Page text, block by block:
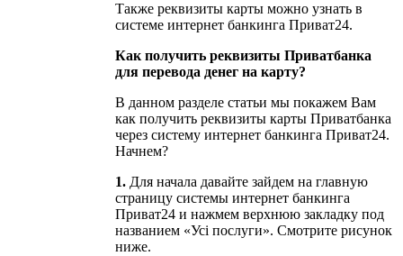
Также реквизиты карты можно узнать в
системе интернет банкинга Приват24.
Как получить реквизиты Приватбанка
для перевода денег на карту?
В данном разделе статьи мы покажем Вам
как получить реквизиты карты Приватбанка
через систему интернет банкинга Приват24.
Начнем?
1. Для начала давайте зайдем на главную
страницу системы интернет банкинга
Приват24 и нажмем верхнюю закладку под
названием «Усі послуги». Смотрите рисунок
ниже.